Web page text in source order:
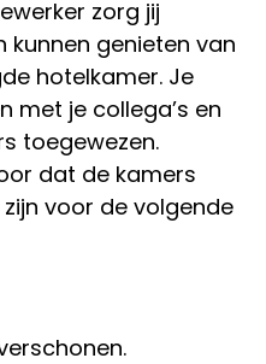
zorg jij
genieten van
hotelkamer. Je
met je collega’s en
toegewezen.
dat de kamers
voor de volgende